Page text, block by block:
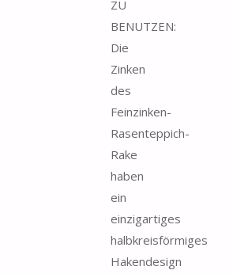
ZU
BENUTZEN:
Die
Zinken
des
Feinzinken-
Rasenteppich-
Rake
haben
ein
einzigartiges
halbkreisförmiges
Hakendesign